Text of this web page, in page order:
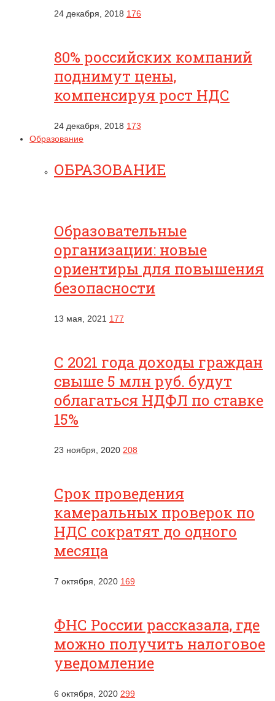
24 декабря, 2018 176
80% российских компаний
поднимут цены,
компенсируя рост НДС
24 декабря, 2018 173
Образование
ОБРАЗОВАНИЕ
Образовательные
организации: новые
ориентиры для повышения
безопасности
13 мая, 2021 177
С 2021 года доходы граждан
свыше 5 млн руб. будут
облагаться НДФЛ по ставке
15%
23 ноября, 2020 208
Срок проведения
камеральных проверок по
НДС сократят до одного
месяца
7 октября, 2020 169
ФНС России рассказала, где
можно получить налоговое
уведомление
6 октября, 2020 299